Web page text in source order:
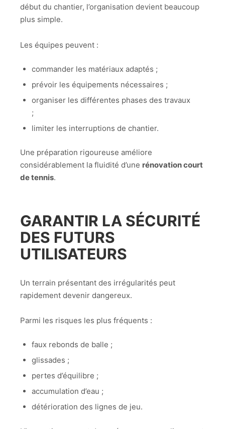
début du chantier, l’organisation devient beaucoup
plus simple.
Les équipes peuvent :
commander les matériaux adaptés ;
prévoir les équipements nécessaires ;
organiser les différentes phases des travaux
;
limiter les interruptions de chantier.
Une préparation rigoureuse améliore
considérablement la fluidité d’une rénovation court
de tennis.
GARANTIR LA SÉCURITÉ
DES FUTURS
UTILISATEURS
Un terrain présentant des irrégularités peut
rapidement devenir dangereux.
Parmi les risques les plus fréquents :
faux rebonds de balle ;
glissades ;
pertes d’équilibre ;
accumulation d’eau ;
détérioration des lignes de jeu.